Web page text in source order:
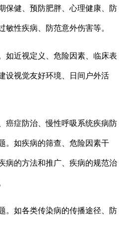
保健、预防肥胖、心理健康、防
敏性疾病、防范意外伤害等。
如近视定义、危险因素、临床表
设视觉友好环境、日间户外活
癌症防治、慢性呼吸系统疾病防
。如疾病的筛查、危险因素干
病的方法和推广、疾病的规范治
。如各类传染病的传播途径、防